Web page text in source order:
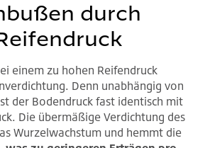
durch
einem zu hohen Reifendruck
Denn unabhängig von
der Bodendruck fast identisch mit
Die übermäßige Verdichtung des
Wurzelwachstum und hemmt die